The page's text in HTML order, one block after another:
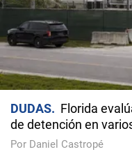
DUDAS
Florida
de detención en
Por Daniel Castropé